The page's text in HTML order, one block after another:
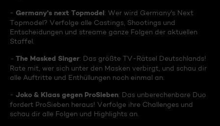
- Germany's next Topmodel: Wer wird Germany's Next
Topmodel? Verfolge alle Castings, Shootings und
Entscheidungen und streame ganze Folgen der aktuellen
Staffel.
- The Masked Singer: Das größte TV-Rätsel Deutschlands!
Rate mit, wer sich unter den Masken verbirgt, und schau dir
alle Auftritte und Enthüllungen noch einmal an.
- Joko & Klaas gegen ProSieben: Das unberechenbare Duo
fordert ProSieben heraus! Verfolge ihre Challenges und
schau dir alle Folgen und Highlights an.